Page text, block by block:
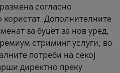
согласно
Дополнителните
за буџет за нов уред,
стриминг услуги, во
потреби на секој
директно преку